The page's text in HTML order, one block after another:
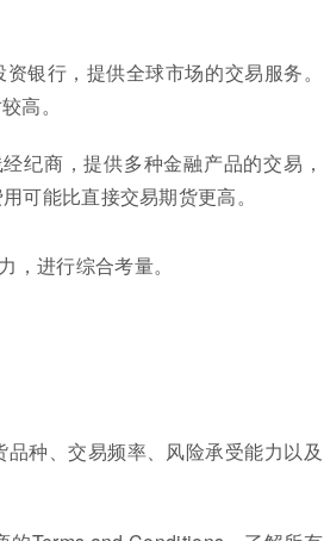
银行，提供全球市场的交易服务。
高。
纪商，提供多种金融产品的交易，
可能比直接交易期货更高。
进行综合考量。
种、交易频率、风险承受能力以及